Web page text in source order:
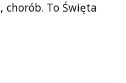
prawo.
chorób. To Święta